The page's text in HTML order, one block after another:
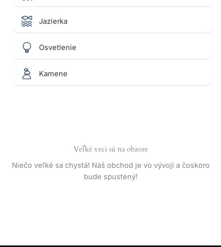
Jazierka
Osvetlenie
Kamene
Veľké veci sú na obzore
Niečo veľké sa chystá! Náš obchod je vo vývoji a čoskoro
bude spustený!